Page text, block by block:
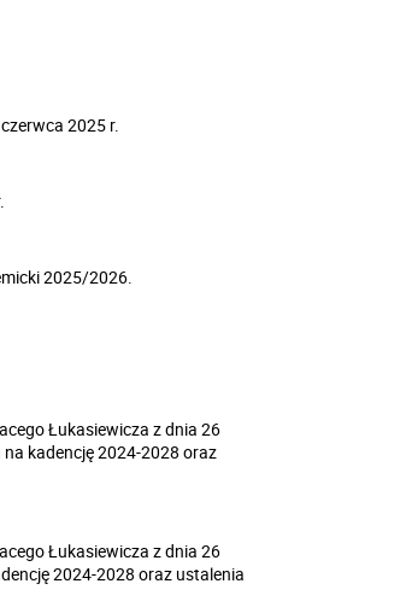
2025 r.
2025/2026.
Łukasiewicza z dnia 26
kadencję 2024-2028 oraz
Łukasiewicza z dnia 26
2024-2028 oraz ustalenia